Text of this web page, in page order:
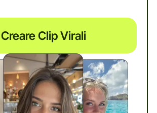
Creare Clip Virali